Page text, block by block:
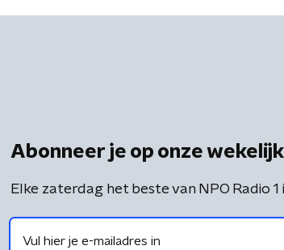
Abonneer je op onze
Elke zaterdag het beste van NPO Radio 1